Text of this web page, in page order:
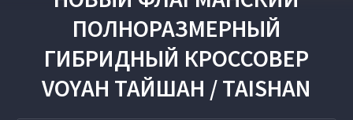
ПОЛНОРАЗМЕРНЫЙ
ГИБРИДНЫЙ КРОССОВЕР
VOYAH ТАЙШАН / TAISHAN